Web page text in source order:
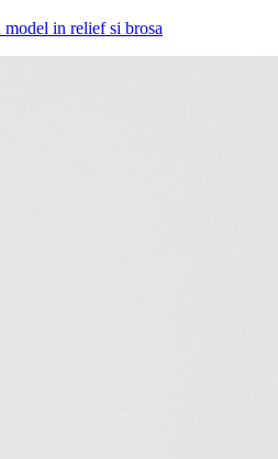
in relief si brosa